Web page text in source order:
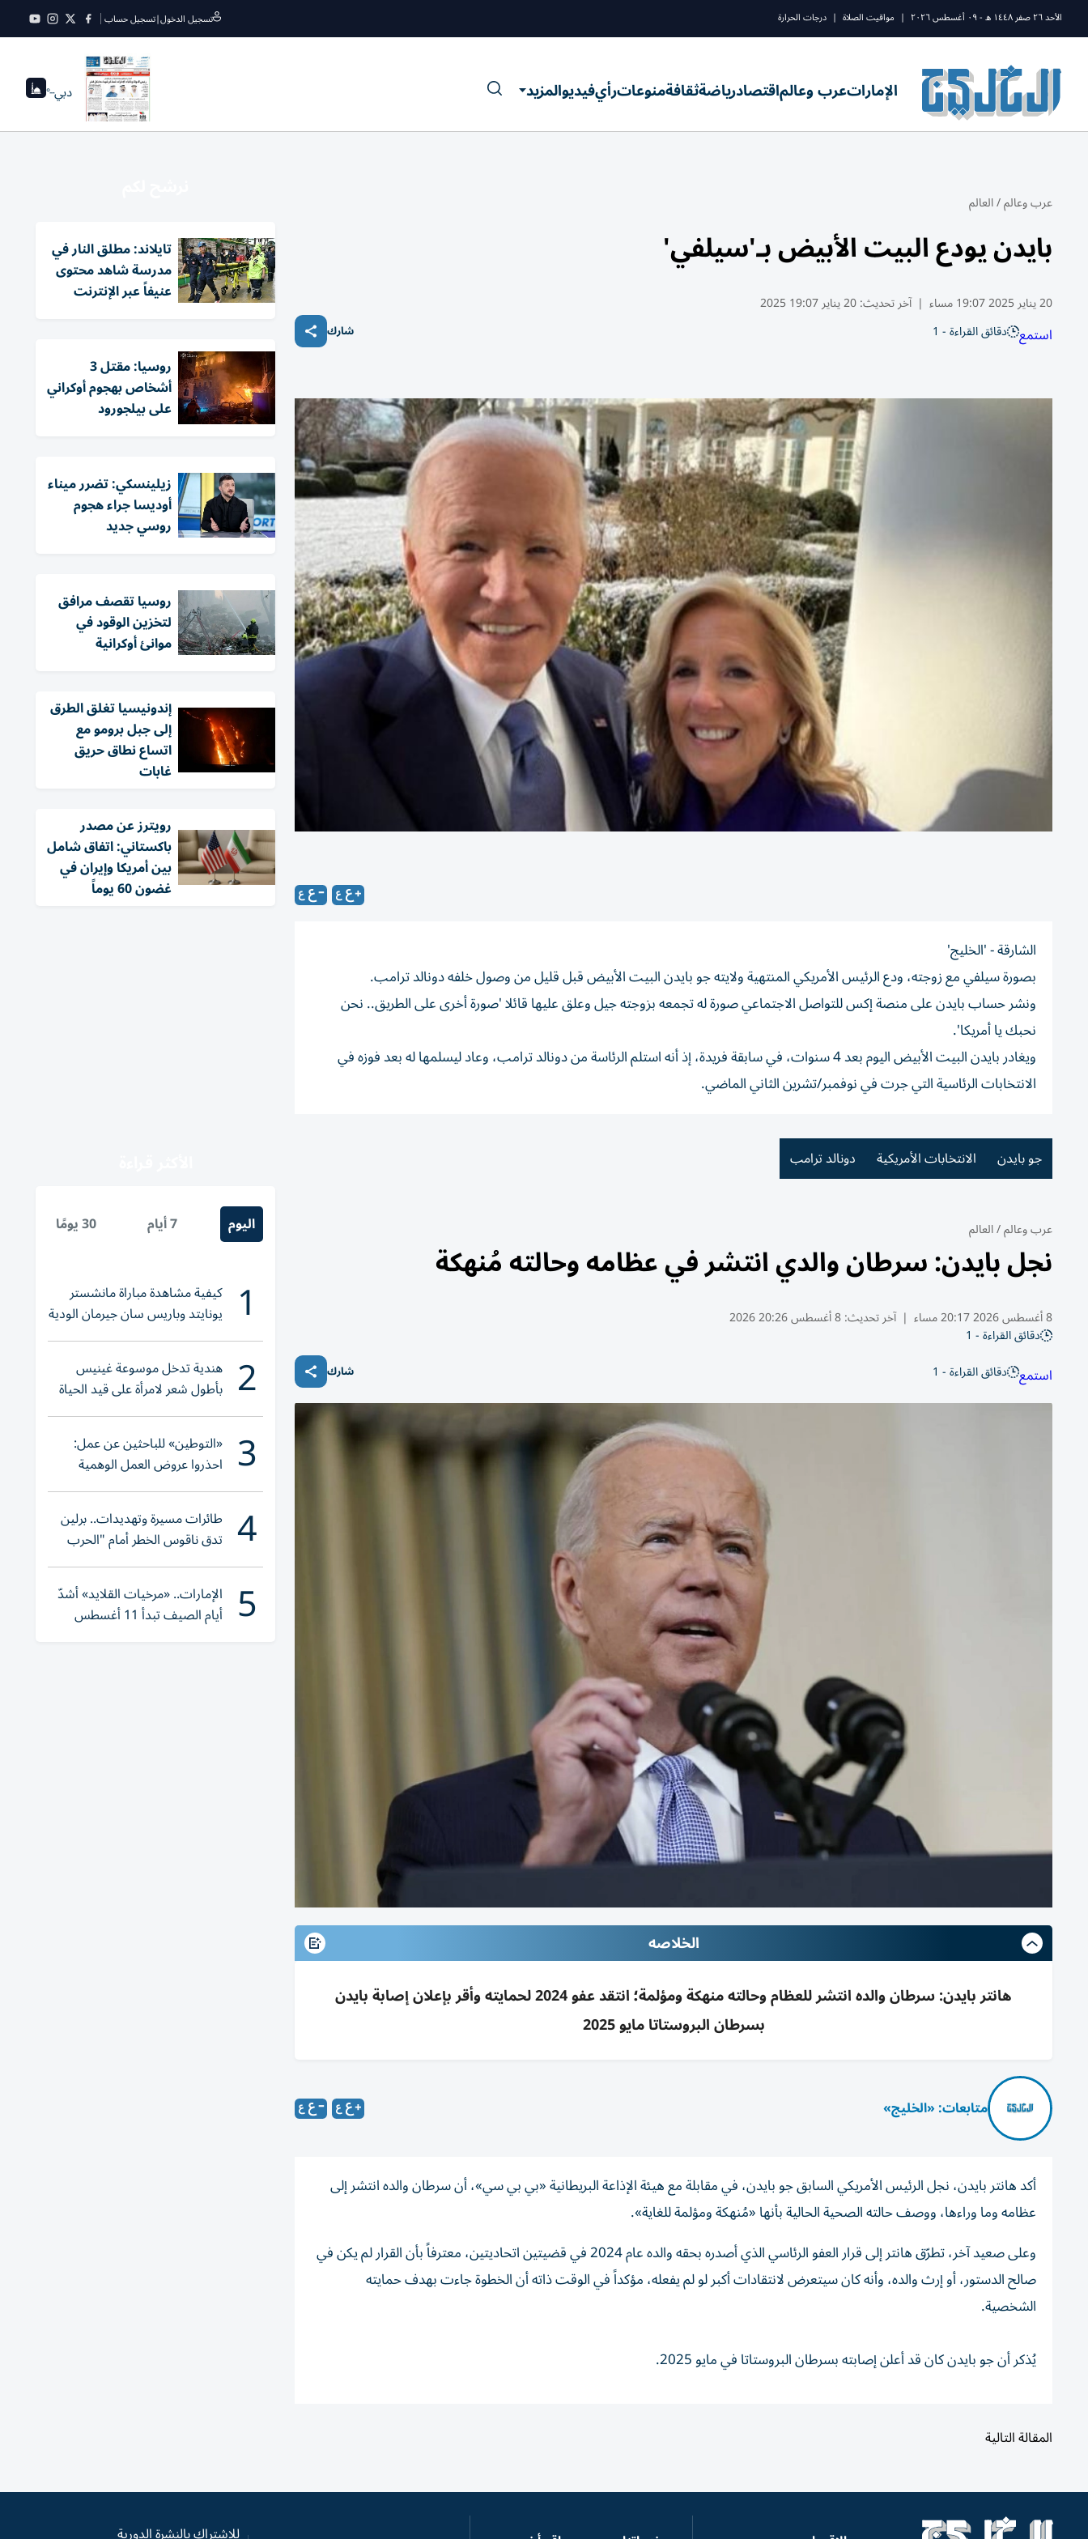
الأحد ٢٦ صفر ١٤٤٨ ه - ٠٩ أغسطس ٢٠٢٦ | مواقيت الصلاة | درجات الحرارة تسجيل الدخول|تسجيل حساب
الإماراتعرب وعالماقتصادرياضةثقافةمنوعاترأيفيديوالمزيد دبي--°
عرب وعالم/العالم
بايدن يودع البيت الأبيض بـ'سيلفي'
20 يناير 2025 19:07 مساء | آخر تحديث:20 يناير 19:07 2025
استمع دقائق القراءة - 1 شارك
الشارقة - 'الخليج'
بصورة سيلفي مع زوجته، ودع الرئيس الأمريكي المنتهية ولايته جو بايدن البيت الأبيض قبل قليل من وصول خلفه دونالد ترامب.
ونشر حساب بايدن على منصة إكس للتواصل الاجتماعي صورة له تجمعه بزوجته جيل وعلق عليها قائلا 'صورة أخرى على الطريق.. نحن
نحبك يا أمريكا'.
ويغادر بايدن البيت الأبيض اليوم بعد 4 سنوات، في سابقة فريدة، إذ أنه استلم الرئاسة من دونالد ترامب، وعاد ليسلمها له بعد فوزه في
الانتخابات الرئاسية التي جرت في نوفمبر/تشرين الثاني الماضي.
جو بايدن الانتخابات الأمريكية دونالد ترامب
عرب وعالم/العالم
نجل بايدن: سرطان والدي انتشر في عظامه وحالته مُنهكة
8 أغسطس 2026 20:17 مساء | آخر تحديث:8 أغسطس 20:26 2026
دقائق القراءة - 1
استمع دقائق القراءة - 1 شارك
الخلاصه
هانتر بايدن: سرطان والده انتشر للعظام وحالته منهكة ومؤلمة؛ انتقد عفو 2024 لحمايته وأقر بإعلان إصابة بايدن
بسرطان البروستاتا مايو 2025
متابعات: «الخليج»
أكد هانتر بايدن، نجل الرئيس الأمريكي السابق جو بايدن، في مقابلة مع هيئة الإذاعة البريطانية «بي بي سي»، أن سرطان والده انتشر إلى
عظامه وما وراءها، ووصف حالته الصحية الحالية بأنها «مُنهكة ومؤلمة للغاية».
وعلى صعيد آخر، تطرّق هانتر إلى قرار العفو الرئاسي الذي أصدره بحقه والده عام 2024 في قضيتين اتحاديتين، معترفاً بأن القرار لم يكن في
صالح الدستور، أو إرث والده، وأنه كان سيتعرض لانتقادات أكبر لو لم يفعله، مؤكداً في الوقت ذاته أن الخطوة جاءت بهدف حمايته
الشخصية.
يُذكر أن جو بايدن كان قد أعلن إصابته بسرطان البروستاتا في مايو 2025.
المقالة التالية
تايلاند: مطلق النار في
مدرسة شاهد محتوى
عنيفاً عبر الإنترنت
روسيا: مقتل 3
أشخاص بهجوم أوكراني
على بيلجورود
زيلينسكي: تضرر ميناء
أوديسا جراء هجوم
روسي جديد
روسيا تقصف مرافق
لتخزين الوقود في
موانئ أوكرانية
إندونيسيا تغلق الطرق
إلى جبل برومو مع
اتساع نطاق حريق
غابات
‏رويترز عن مصدر
باكستاني: اتفاق شامل
بين أمريكا وإيران في
غضون 60 يوماً
اليوم 7 أيام 30 يومًا
1 كيفية مشاهدة مباراة مانشستر
يونايتد وباريس سان جيرمان الودية
والقنوات الناقلة
2 هندية تدخل موسوعة غينيس
بأطول شعر لامرأة على قيد الحياة
3 «التوطين» للباحثين عن عمل:
احذروا عروض العمل الوهمية
وتحققوا عبر «الباركود»
4 طائرات مسيرة وتهديدات.. برلين
تدق ناقوس الخطر أمام "الحرب
الهجينة"
5 الإمارات.. «مرخيات القلايد» أشدّ
أيام الصيف تبدأ 11 أغسطس